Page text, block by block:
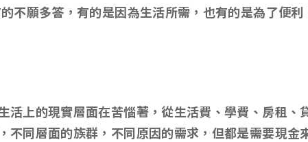
不願多答，有的是因為生活所需，也有的是為了便利
活上的現實層面在苦惱著，從生活費 、學費、房租、
同層面的族群，不同原因的需求，但都是需要現金